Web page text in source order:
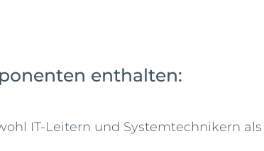
enthalten:
IT-Leitern und Systemtechnikern